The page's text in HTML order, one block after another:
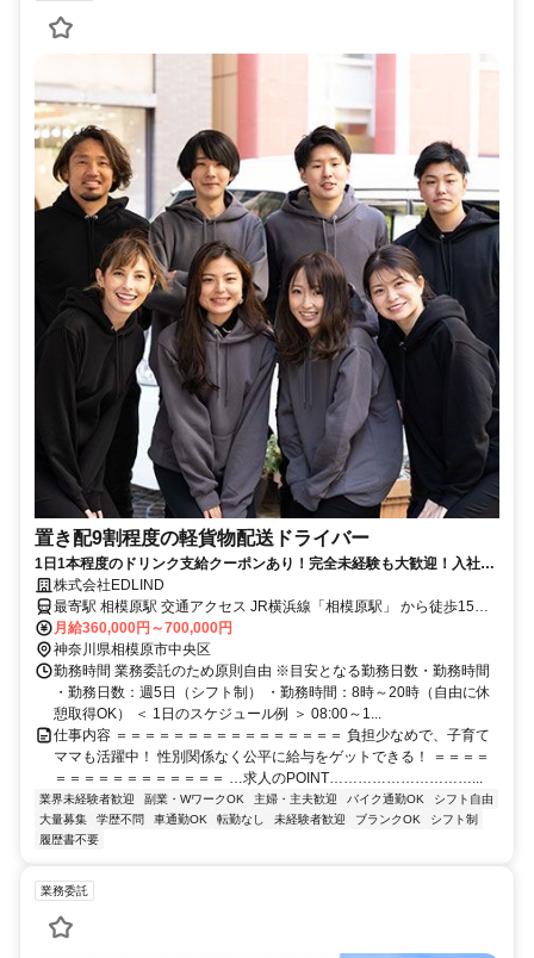
置き配9割程度の軽貨物配送ドライバー
1日1本程度のドリンク支給クーポンあり！完全未経験も大歓迎！入社3
ヶ月以内に90％が月50万円を達成しています。
株式会社EDLIND
最寄駅 相模原駅 交通アクセス JR横浜線「相模原駅」 から徒歩15分
●転勤なし ●車・バイク通勤OK
月給360,000円～700,000円
神奈川県相模原市中央区
勤務時間 業務委託のため原則自由 ※目安となる勤務日数・勤務時間
・勤務日数：週5日（シフト制） ・勤務時間：8時～20時（自由に休
憩取得OK） ＜ 1日のスケジュール例 ＞ 08:00～1...
仕事内容 ＝＝＝＝＝＝＝＝＝＝＝＝＝＝＝＝ 負担少なめで、子育て
ママも活躍中！ 性別関係なく公平に給与をゲットできる！ ＝＝＝＝
＝＝＝＝＝＝＝＝＝＝＝＝ …求人のPOINT…………………………...
業界未経験者歓迎 副業・WワークOK 主婦・主夫歓迎 バイク通勤OK
シフト自由
大量募集
学歴不問 車通勤OK 転勤なし 未経験者歓迎 ブランクOK
シフト制
履歴書不要
業務委託